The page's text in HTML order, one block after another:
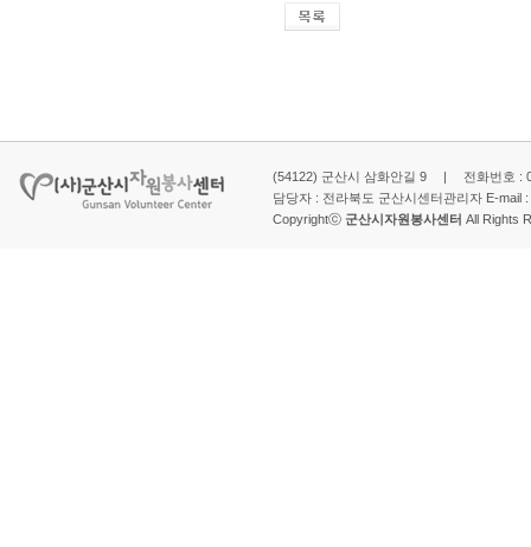
(54122) 군산시 삼화안길 9 | 전화번호 :
담당자 : 전라북도 군산시센터관리자 E-mail :
Copyrightⓒ 군산시자원봉사센터 All Rights